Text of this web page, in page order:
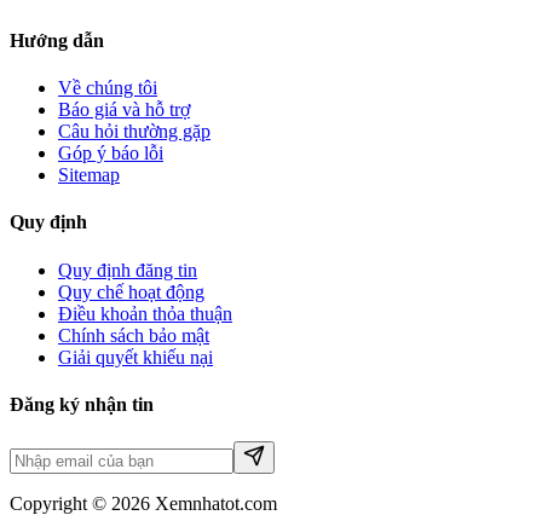
Hướng dẫn
Về chúng tôi
Báo giá và hỗ trợ
Câu hỏi thường gặp
Góp ý báo lỗi
Sitemap
Quy định
Quy định đăng tin
Quy chế hoạt động
Điều khoản thỏa thuận
Chính sách bảo mật
Giải quyết khiếu nại
Đăng ký nhận tin
Copyright © 2026 Xemnhatot.com